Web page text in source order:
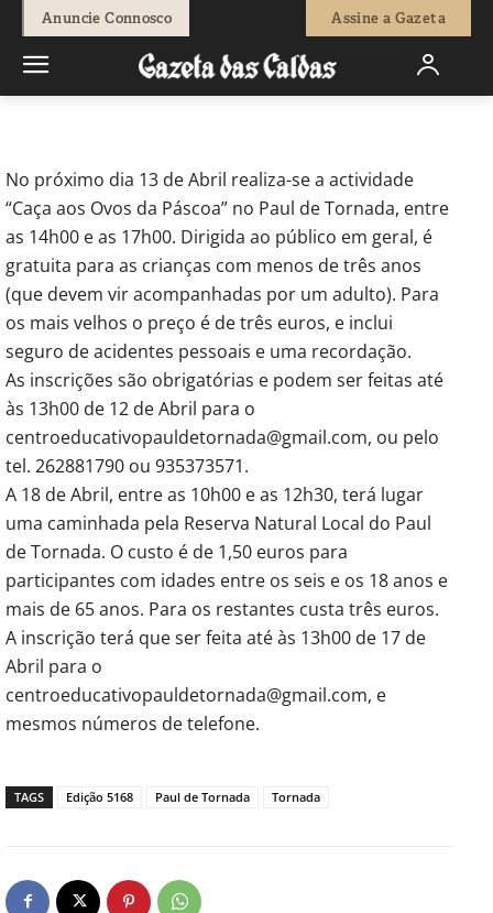
Anuncie Connosco Assine a Gazeta
Fátima Ferreira - 893 0
No próximo dia 13 de Abril realiza-se a actividade
“Caça aos Ovos da Páscoa” no Paul de Tornada, entre
as 14h00 e as 17h00. Dirigida ao público em geral, é
gratuita para as crianças com menos de três anos
(que devem vir acompanhadas por um adulto). Para
os mais velhos o preço é de três euros, e inclui
seguro de acidentes pessoais e uma recordação.
As inscrições são obrigatórias e podem ser feitas até
às 13h00 de 12 de Abril para o
centroeducativopauldetornada@gmail.com, ou pelo
tel. 262881790 ou 935373571.
A 18 de Abril, entre as 10h00 e as 12h30, terá lugar
uma caminhada pela Reserva Natural Local do Paul
de Tornada. O custo é de 1,50 euros para
participantes com idades entre os seis e os 18 anos e
mais de 65 anos. Para os restantes custa três euros.
A inscrição terá que ser feita até às 13h00 de 17 de
Abril para o
centroeducativopauldetornada@gmail.com, e
mesmos números de telefone.
TAGS Edição 5168 Paul de Tornada Tornada